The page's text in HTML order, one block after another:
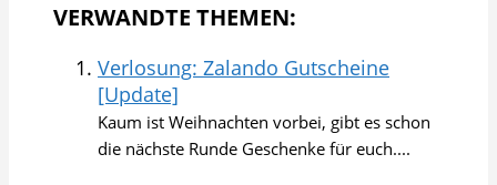
VERWANDTE THEMEN:
Verlosung: Zalando Gutscheine
[Update]
Kaum ist Weihnachten vorbei, gibt es schon
die nächste Runde Geschenke für euch....